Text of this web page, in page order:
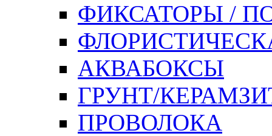
ФИКСАТОРЫ /
АКВАБОКСЫ
ГРУНТ/
ПРОВОЛОКА